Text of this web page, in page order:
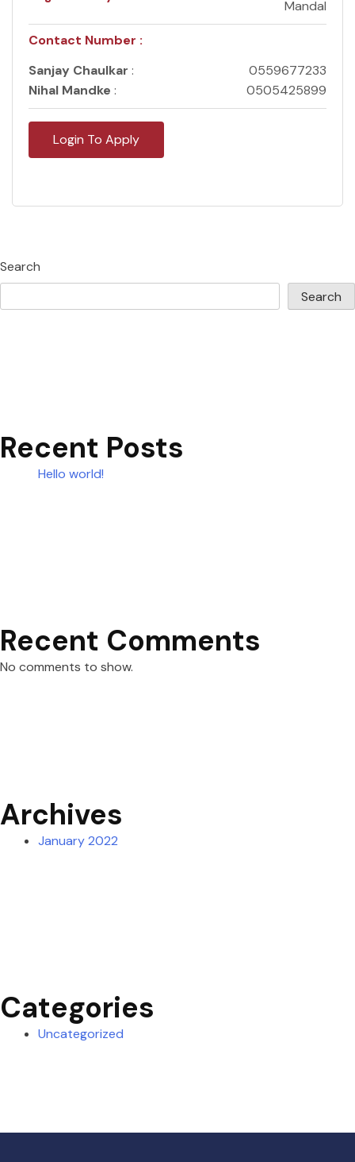
Mandal
Contact Number :
Sanjay Chaulkar :
0559677233
Nihal Mandke : 0505425899
Login To Apply
Search
Search
Recent Posts
Hello world!
Recent Comments
No comments to show.
Archives
January 2022
Categories
Uncategorized